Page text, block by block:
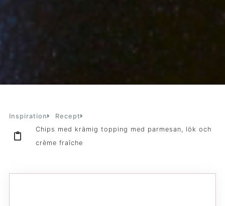
Inspiration
Recept
Chips med krämig topping med parmesan, lök och
crème fraîche